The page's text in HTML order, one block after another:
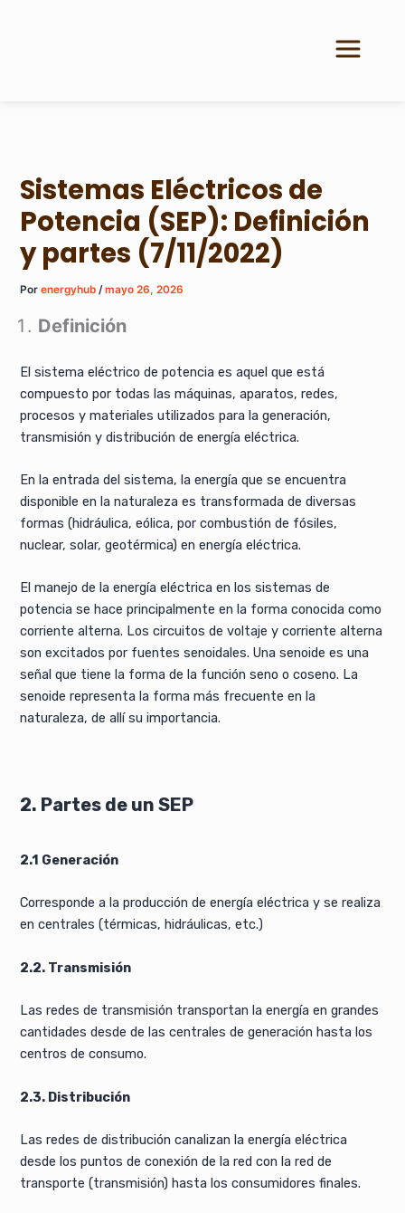
Sistemas Eléctricos de
Potencia (SEP): Definición
y partes (7/11/2022)
Porenergyhub/mayo 26, 2026
Definición
El sistema eléctrico de potencia es aquel que está
compuesto por todas las máquinas, aparatos, redes,
procesos y materiales utilizados para la generación,
transmisión y distribución de energía eléctrica.
En la entrada del sistema, la energía que se encuentra
disponible en la naturaleza es transformada de diversas
formas (hidráulica, eólica, por combustión de fósiles,
nuclear, solar, geotérmica) en energía eléctrica.
El manejo de la energía eléctrica en los sistemas de
potencia se hace principalmente en la forma conocida como
corriente alterna. Los circuitos de voltaje y corriente alterna
son excitados por fuentes senoidales. Una senoide es una
señal que tiene la forma de la función seno o coseno. La
senoide representa la forma más frecuente en la
naturaleza, de allí su importancia.
2. Partes de un SEP
2.1 Generación
Corresponde a la producción de energía eléctrica y se realiza
en centrales (térmicas, hidráulicas, etc.)
2.2. Transmisión
Las redes de transmisión transportan la energía en grandes
cantidades desde de las centrales de generación hasta los
centros de consumo.
2.3. Distribución
Las redes de distribución canalizan la energía eléctrica
desde los puntos de conexión de la red con la red de
transporte (transmisión) hasta los consumidores finales.